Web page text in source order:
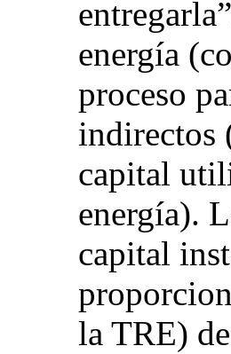
energía
proceso
indirectos
capital
energía).
capital
la TRE)